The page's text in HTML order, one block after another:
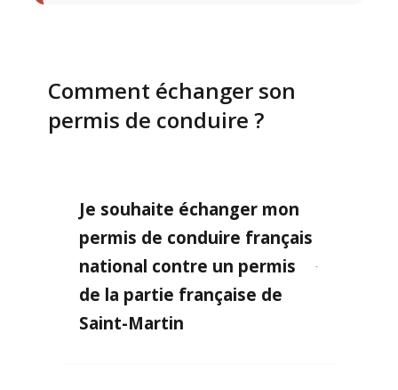
Comment échanger son
permis de conduire ?
Je souhaite échanger mon
permis de conduire français
national contre un permis
de la partie française de
Saint-Martin